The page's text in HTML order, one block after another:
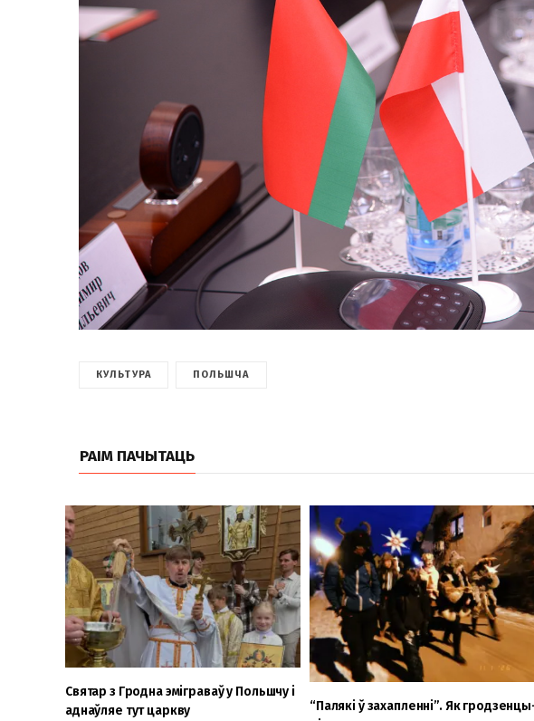
КУЛЬТУРА ПОЛЬШЧА
РАІМ ПАЧЫТАЦЬ
Святар з Гродна эміграваў у Польшчу і
аднаўляе тут царкву
“Палякі ў захапленні”. Як